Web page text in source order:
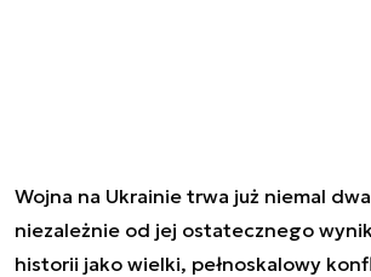
Wojna na Ukrainie trwa już niemal
niezależnie od jej ostatecznego
historii jako wielki, pełnoskalowy